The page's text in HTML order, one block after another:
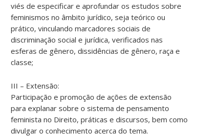
viés de especificar e aprofundar os estudos sobre
feminismos no âmbito jurídico, seja teórico ou
prático, vinculando marcadores sociais de
discriminação social e jurídica, verificados nas
esferas de gênero, dissidências de gênero, raça e
classe;
III – Extensão:
Participação e promoção de ações de extensão
para explanar sobre o sistema de pensamento
feminista no Direito, práticas e discursos, bem como
divulgar o conhecimento acerca do tema.